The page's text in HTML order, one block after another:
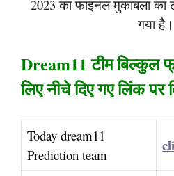
2023 का फाइनल मुकाबला का
गया है।
Dream11 टीम बिल्कुल
लिए नीचे दिए गए लिंक
Today dream11
Prediction team